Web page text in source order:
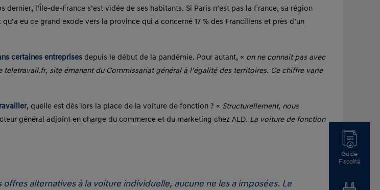
l’Île-de-France s’est vidée de ses habitants. Si Paris n’est pas la France, sa région
eu ce grand exode vers la province qui a concerné 17 % des Franciliens et près d’un
certaines entreprises depuis le début de la pandémie. Pour autant, « on ne connait pas avec
site émanant du Commissariat général à l’égalité des territoires. Ce chiffre varie
, quelle est dès lors la place de la voiture de fonction ? « Structurellement, nous
général adjoint en charge du commerce et du marketing chez ALD. La voiture de fonction
alternatives à la voiture individuelle, aucune ne les a imposées. Le
Guide
Fiscalité